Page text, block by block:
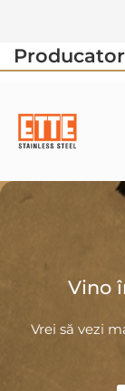
Vino
Vrei să vezi